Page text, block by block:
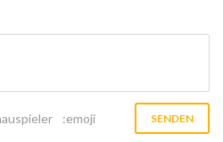
:emoji